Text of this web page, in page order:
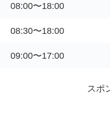
08:00〜18:00
08:30〜18:00
09:00〜17:00
スポ